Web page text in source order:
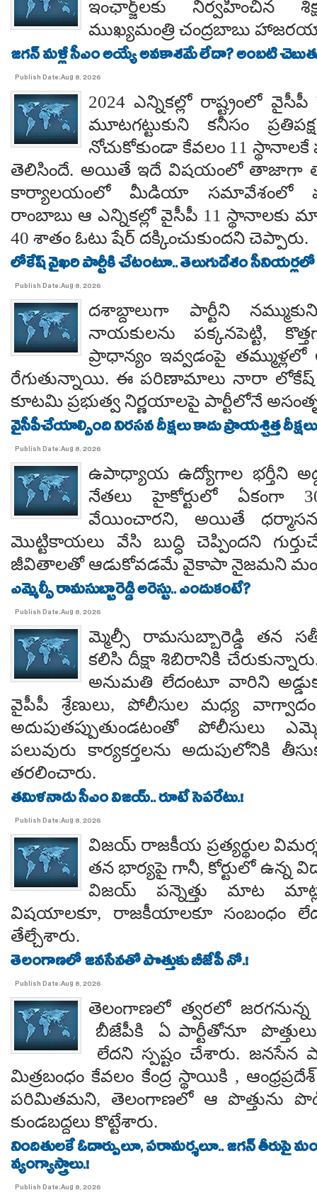
ఇంఛార్జ్‌లకు నిర్వహించిన
ముఖ్యమంత్రి చంద్రబాబు
జగన్ మళ్లీ సీఎం అయ్యే అవకాశమే లేదా? అంబటి
Publish Date:Aug 8, 2026
2024 ఎన్నికల్లో రాష్ట్రంలో
మూటగట్టుకుని కనీసం
నోచుకోకుండా కేవలం 11
తెలిసిందే. అయితే ఇదే విషయంలో తాజాగా
కార్యాలయంలో మీడియా సమావేశంలో
రాంబాబు ఆ ఎన్నికల్లో వైసీపీ 11
40 శాతం ఓటు షేర్ దక్కించుకుందని చెప్పారు.
లోకేష్ వైఖరి పార్టీకి చేటంటూ.. తెలుగుదేశం సీనియర్లలో
Publish Date:Aug 8, 2026
దశాబ్దాలుగా పార్టీని
నాయకులను పక్కనపెట్టి,
ప్రాధాన్యం ఇవ్వడంపై తమ్ముళ్లలో
రేగుతున్నాయి. ఈ పరిణామాలు నారా లోకేష్
కూటమి ప్రభుత్వ నిర్ణయాలపై పార్టీలోనే
వైసీపీచేయాల్సింది నిరసన దీక్షలు కాదు ప్రాయశ్చిత్త
Publish Date:Aug 8, 2026
ఉపాధ్యాయ ఉద్యోగాల భర్తీని
నేతలు హైకోర్టులో ఏకంగా
వేయించారని, అయితే
మొట్టికాయలు వేసి బుద్ధి చెప్పిందని
జీవితాలతో ఆడుకోవడమే వైకాపా నైజమని
ఎమ్మెల్సీ రామసుబ్బారెడ్డి అరెస్టు.. ఎందుకంటే?
Publish Date:Aug 8, 2026
మ్మెల్సీ రామసుబ్బారెడ్డి తన
కలిసి దీక్షా శిబిరానికి
అనుమతి లేదంటూ వారిని
వైపీపీ శ్రేణులు, పోలీసుల మధ్య వాగ్వాదం
అదుపుతప్పుతుండటంతో పోలీసులు
పలువురు కార్యకర్తలను అదుపులోనికి
తరలించారు.
తమిళనాడు సీఎం విజయ్.. రూటే సెపరేటు.!
Publish Date:Aug 8, 2026
విజయ్ రాజకీయ ప్రత్యర్థుల
తన భార్యపై గానీ, కోర్టులో ఉన్న
విజయ్ పన్నెత్తు మాట
విషయాలకూ, రాజకీయాలకూ సంబంధం
తేల్చేశారు.
తెలంగాణలో జనసేనతో పొత్తుకు బీజేపీ నో.!
Publish Date:Aug 8, 2026
తెలంగాణలో త్వరలో
బీజేపీకి ఏ పార్టీతోనూ పొత్తులు
లేదని స్పష్టం చేశారు. జనసేన
మిత్రబంధం కేవలం కేంద్ర స్థాయికి ,
పరిమితమని, తెలంగాణలో ఆ పొత్తును
కుండబద్దలు కొట్టేశారు.
నిందితులకే ఓదార్పులూ, పరామర్శలూ.. జగన్ తీరుపై
వ్యంగ్యాస్త్రాలు.!
Publish Date:Aug 8, 2026